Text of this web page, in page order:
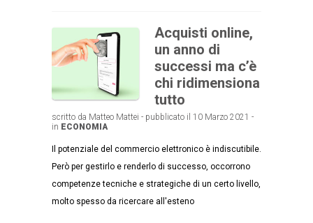
Acquisti online,
un anno di
successi ma c’è
chi ridimensiona
tutto
scritto da Matteo Mattei - pubblicato il 10 Marzo 2021 -
in ECONOMIA
Il potenziale del commercio elettronico è indiscutibile.
Però per gestirlo e renderlo di successo, occorrono
competenze tecniche e strategiche di un certo livello,
molto spesso da ricercare all'esteno